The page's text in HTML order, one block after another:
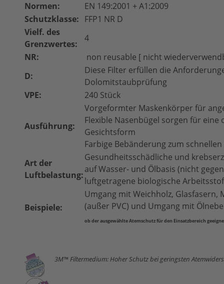
Normen:
EN 149:2001 + A1:2009
Schutzklasse: FFP1 NR D
Vielf. des
Grenzwertes:
4
NR:
non reusable [ nicht
D:
Diese Filter erfüllen die
Dolomitstaubprüfung
VPE:
240 Stück
Ausführung:
Vorgeformter Maskenkörper für
Flexible Nasenbügel sorgen für eine
Gesichtsform
Farbige Bebänderung zum
Art der
Luftbelastung:
Gesundheitsschädliche und
auf Wasser- und Ölbasis (nicht
luftgetragene biologische
Beispiele:
Umgang mit Weichholz,
(außer PVC) und Umgang mit
ob der ausgewählte Atemschutzfür den Einsatzbereich
3M™ Filtermedium: Hoher Schutz bei geringsten